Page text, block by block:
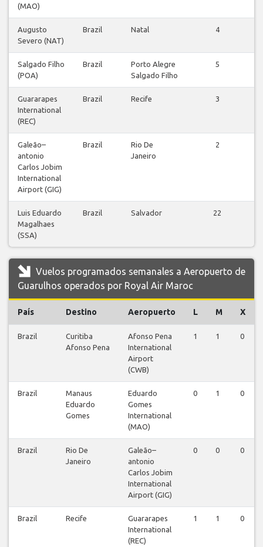
(MAO)
Augusto
Severo (NAT)
Brazil Natal
4
Salgado Filho
(POA)
Brazil
Porto Alegre
Salgado Filho
5
Guararapes
International
(REC)
Brazil Recife
3
Galeão–
antonio
Carlos Jobim
International
Airport (GIG)
Brazil
Rio De
Janeiro
2
Luis Eduardo
Magalhaes
(SSA)
Brazil Salvador
22
Vuelos programados semanales a Aeropuerto de
Guarulhos operados por Royal Air Maroc
País Destino Aeropuerto L M X
Brazil
Curitiba
Afonso Pena
Afonso Pena
International
Airport
(CWB)
1 1 0
Brazil
Manaus
Eduardo
Gomes
Eduardo
Gomes
International
(MAO)
0 1 0
Brazil
Rio De
Janeiro
Galeão–
antonio
Carlos Jobim
International
Airport (GIG)
0 0 0
Brazil Recife
Guararapes
International
(REC)
1 1 0